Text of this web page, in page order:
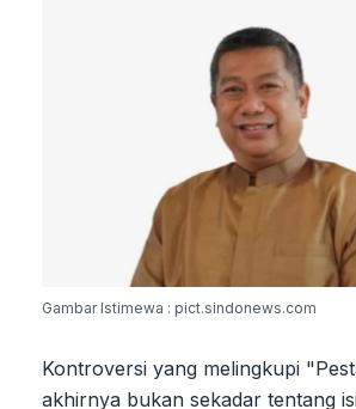
Gambar Istimewa : pict.sindonews.com
Kontroversi yang melingkupi
akhirnya bukan sekadar tentang